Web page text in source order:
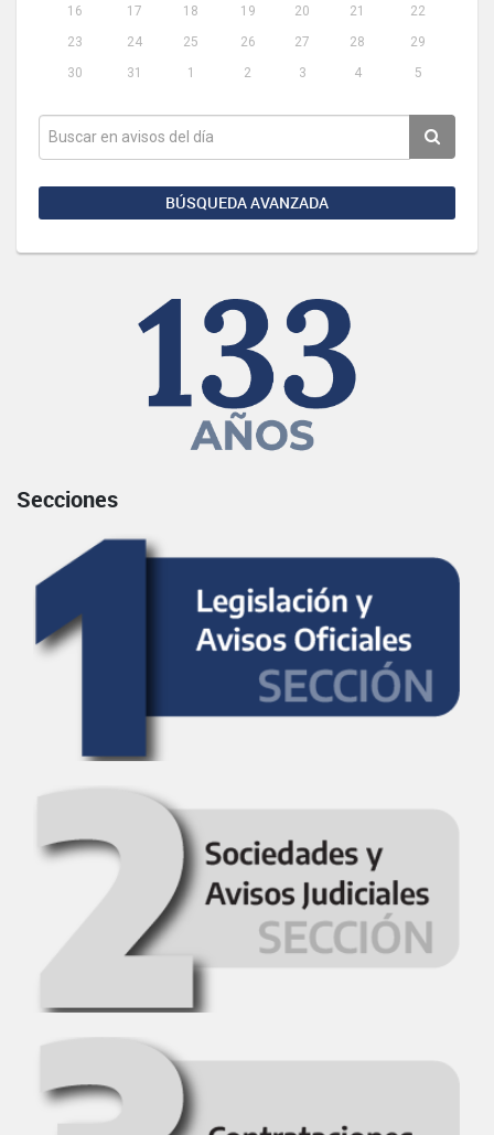
16
17 18 19 20 21
22
23
24 25 26 27 28
29
30
31 1 2 3 4 5
BÚSQUEDA AVANZADA
Secciones